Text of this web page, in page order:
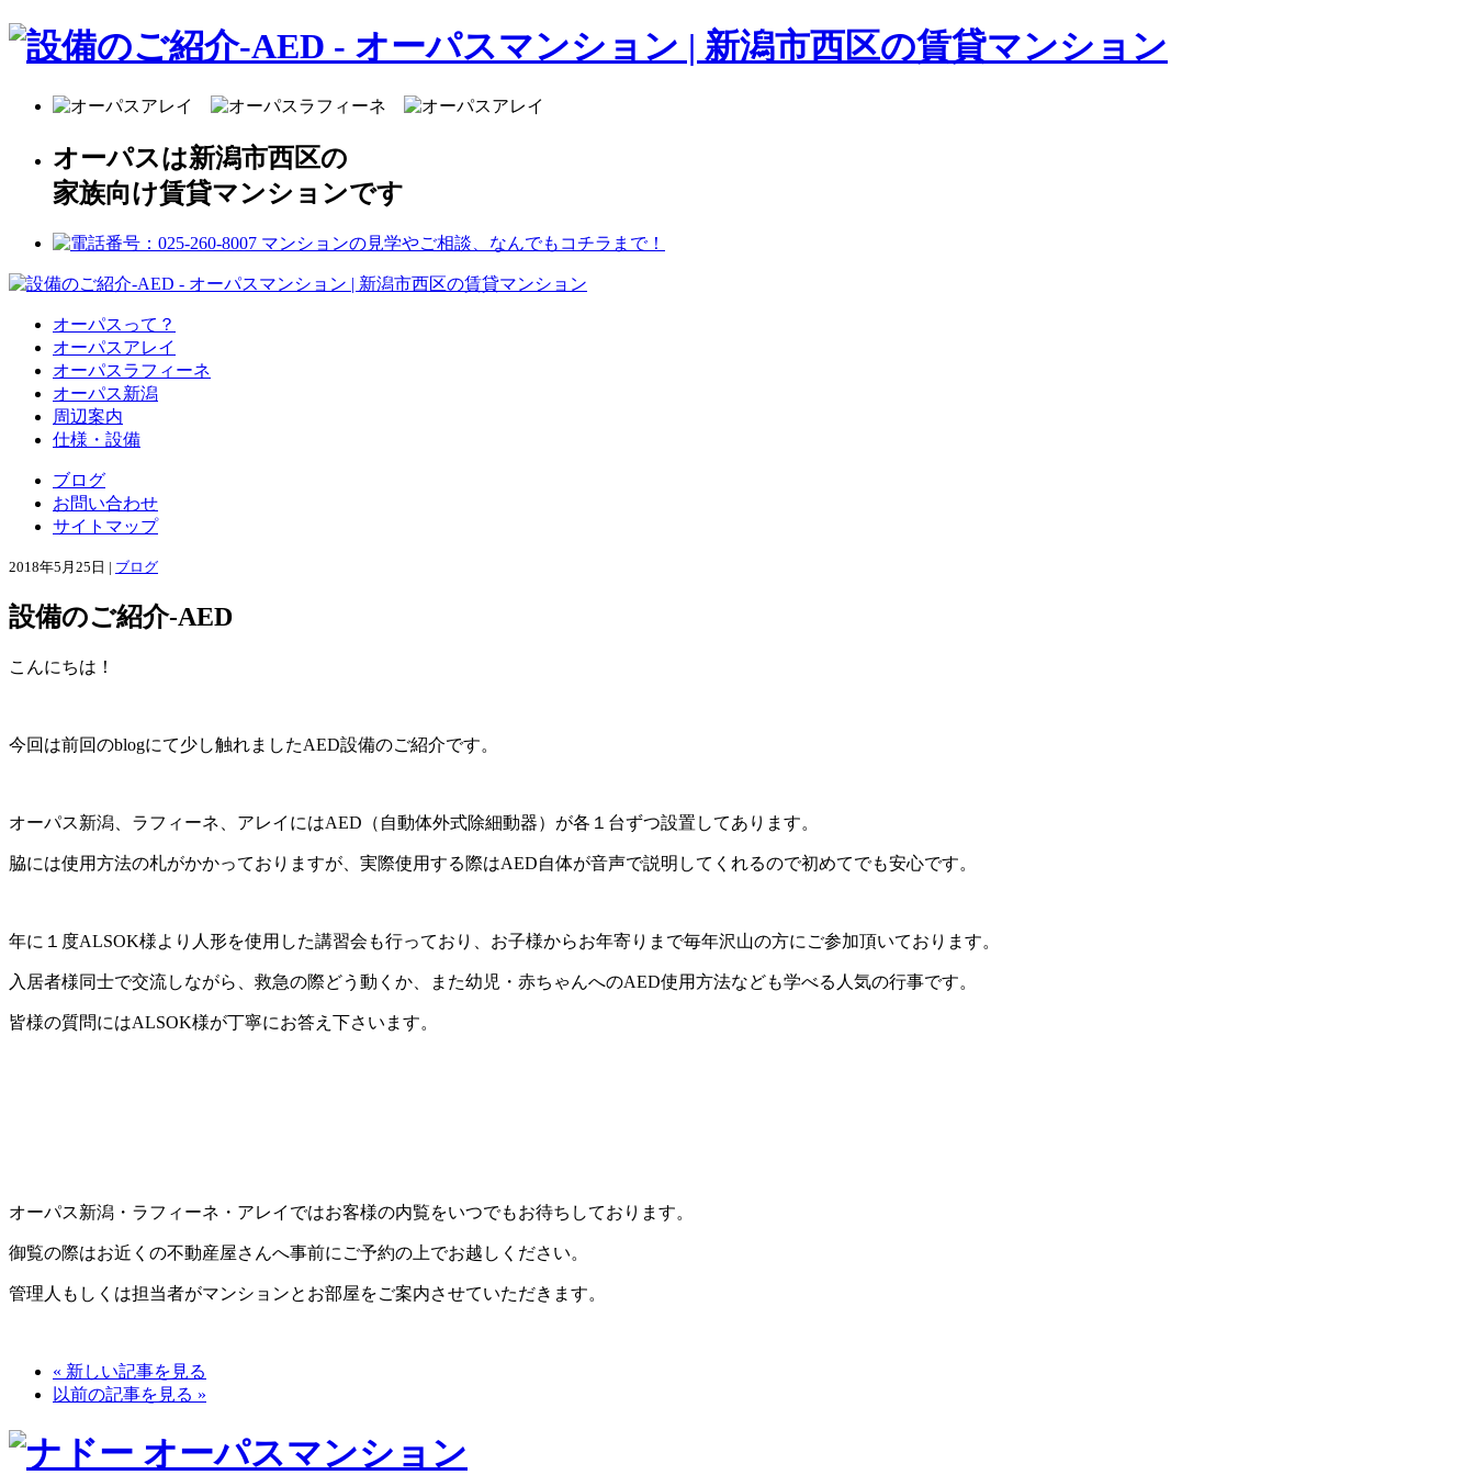
オーパスは新潟市西区の
家族向け賃貸マンションです
オーパスって？
オーパスアレイ
オーパスラフィーネ
オーパス新潟
周辺案内
仕様・設備
ブログ
お問い合わせ
サイトマップ
2018年5月25日 | ブログ
設備のご紹介-AED
こんにちは！
今回は前回のblogにて少し触れましたAED設備のご紹介です。
オーパス新潟、ラフィーネ、アレイにはAED（自動体外式除細動器）が各１台ずつ設置してあります。
脇には使用方法の札がかかっておりますが、実際使用する際はAED自体が音声で説明してくれるので初めてでも安心です。
年に１度ALSOK様より人形を使用した講習会も行っており、お子様からお年寄りまで毎年沢山の方にご参加頂いております。
入居者様同士で交流しながら、救急の際どう動くか、また幼児・赤ちゃんへのAED使用方法なども学べる人気の行事です。
皆様の質問にはALSOK様が丁寧にお答え下さいます。
オーパス新潟・ラフィーネ・アレイではお客様の内覧をいつでもお待ちしております。
御覧の際はお近くの不動産屋さんへ事前にご予約の上でお越しください。
管理人もしくは担当者がマンションとお部屋をご案内させていただきます。
« 新しい記事を見る
以前の記事を見る »